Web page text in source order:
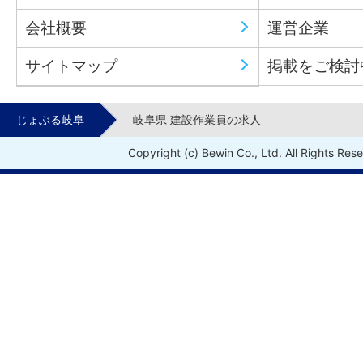
会社概要 運営企業
サイトマップ 掲載をご検
じょぶる岐阜 岐阜県 建設作業員の求人
Copyright (c) Bewin Co., Ltd. All Rights